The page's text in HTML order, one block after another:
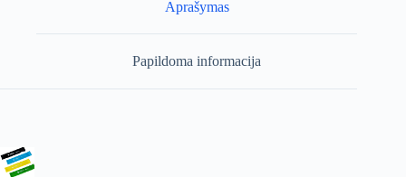
Aprašymas
Papildoma informacija